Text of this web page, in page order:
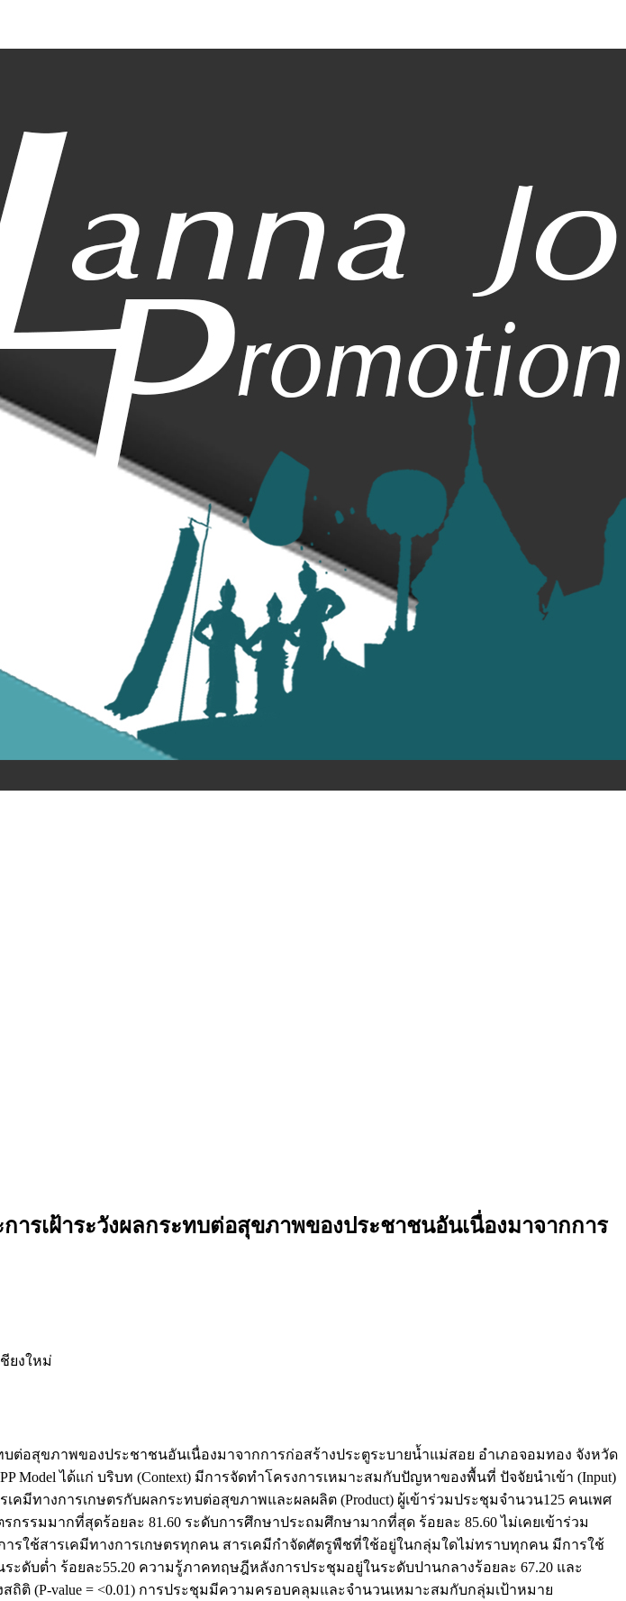
ารเฝ้าระวังผลกระทบต่อสุขภาพของประชาชนอันเนื่องมาจากการ
ยงใหม่
บต่อสุขภาพของประชาชนอันเนื่องมาจากการก่อสร้างประตูระบายน้ำแม่สอย อำเภอจอมทอง จังหวัด
Model ได้แก่ บริบท (Context) มีการจัดทำโครงการเหมาะสมกับปัญหาของพื้นที่ ปัจจัยนำเข้า (Input)
คมีทางการเกษตรกับผลกระทบต่อสุขภาพและผลผลิต (Product) ผู้เข้าร่วมประชุมจำนวน125 คนเพศ
กรรมมากที่สุดร้อยละ 81.60 ระดับการศึกษาประถมศึกษามากที่สุด ร้อยละ 85.60 ไม่เคยเข้าร่วม
รใช้สารเคมีทางการเกษตรทุกคน สารเคมีกำจัดศัตรูพืชที่ใช้อยู่ในกลุ่มใดไม่ทราบทุกคน มีการใช้
บต่ำ ร้อยละ55.20 ความรู้ภาคทฤษฎีหลังการประชุมอยู่ในระดับปานกลางร้อยละ 67.20 และ
(P-value = <0.01) การประชุมมีความครอบคลุมและจำนวนเหมาะสมกับกลุ่มเป้าหมาย